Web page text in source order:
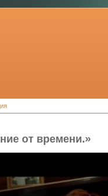
от времени.»